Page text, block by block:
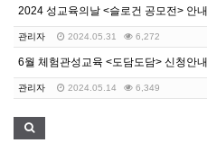
2024 성교육의날 <슬로건 공모전> 안내
관리자 2024.05.31 6,272
6월 체험관성교육 <도담도담> 신청안내
관리자 2024.05.14 6,349